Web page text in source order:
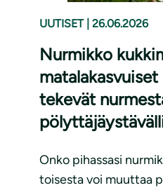
UUTISET 26.06.2026
Nurmikko
tekevät
Onko pihassasi
toisesta voi muuttaa